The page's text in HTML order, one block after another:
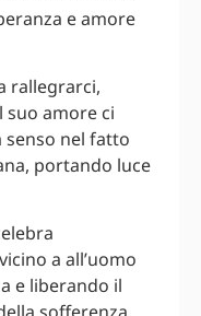
e amore
rallegrarci,
suo amore ci
senso nel fatto
portando luce
a all’uomo
e liberando il